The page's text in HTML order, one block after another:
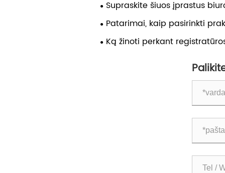
Supraskite šiuos įprastus
pojūčius, kad būtų išvengta
Patarimai, kaip pasirinkti
Ką žinoti perkant